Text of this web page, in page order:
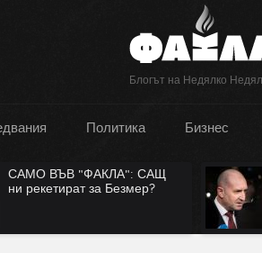
Блогът на Недялко
Политика Бизнес
Сектата на Радев